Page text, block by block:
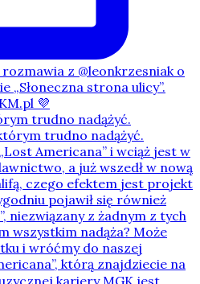
trudno nadążyć.